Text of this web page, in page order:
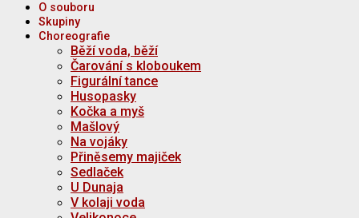
O souboru
Skupiny
Choreografie
Běží voda, běží
Čarování s kloboukem
Figurální tance
Husopasky
Kočka a myš
Mašlový
Na vojáky
Přiněsemy majiček
Sedlaček
U Dunaja
V kolaji voda